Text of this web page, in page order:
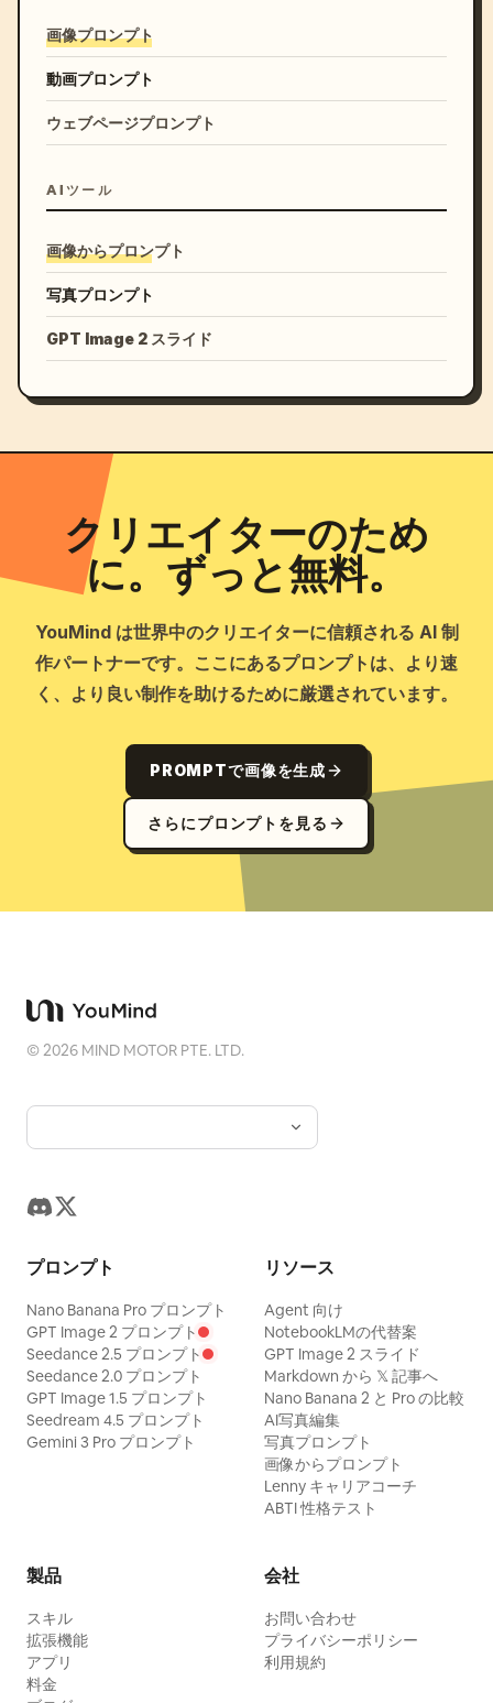
画像プロンプト
動画プロンプト
ウェブページプロンプト
AIツール
画像からプロンプト
写真プロンプト
GPT Image 2 スライド
クリエイターのため
に。ずっと無料。
YouMind は世界中のクリエイターに信頼される AI 制
作パートナーです。ここにあるプロンプトは、より速
く、より良い制作を助けるために厳選されています。
PROMPTで画像を生成
さらにプロンプトを見る
©2026 MIND MOTOR PTE. LTD.
プロンプト
Nano Banana Pro プロンプト
GPT Image 2 プロンプト
Seedance 2.5 プロンプト
Seedance 2.0 プロンプト
GPT Image 1.5 プロンプト
Seedream 4.5 プロンプト
Gemini 3 Pro プロンプト
リソース
Agent 向け
NotebookLMの代替案
GPT Image 2 スライド
Markdown から 𝕏 記事へ
Nano Banana 2 と Pro の比較
AI写真編集
写真プロンプト
画像からプロンプト
Lenny キャリアコーチ
ABTI 性格テスト
製品
スキル
拡張機能
アプリ
料金
会社
お問い合わせ
プライバシーポリシー
利用規約